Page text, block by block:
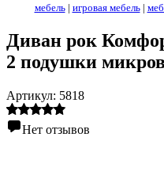
мебель| игровая мебель|
Диван рок
2 подушки
Артикул: 5818
Нет отзывов